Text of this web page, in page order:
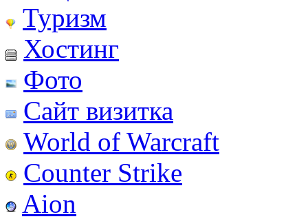
Туризм
Хостинг
Фото
Сайт визитка
World of Warcraft
Counter Strike
Aion